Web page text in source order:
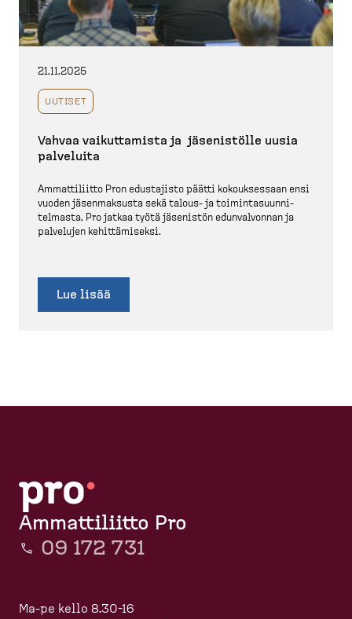
21.11.2025
UUTISET
Vahvaa vaikut­tamista ja jäsenistölle uusia
palveluita
Ammatti­liitto Pron edustajisto päätti kokouk­sessaan ensi
vuoden jäsenmaksusta sekä talous-​ ja toimin­ta­suun­ni­
telmasta. Pro jatkaa työtä jäsenistön edunval­vonnan ja
palvelujen kehittä­miseksi.
Lue lisää
Ammattiliitto Pro
09 172 731
Ma-pe kello 8.30-16